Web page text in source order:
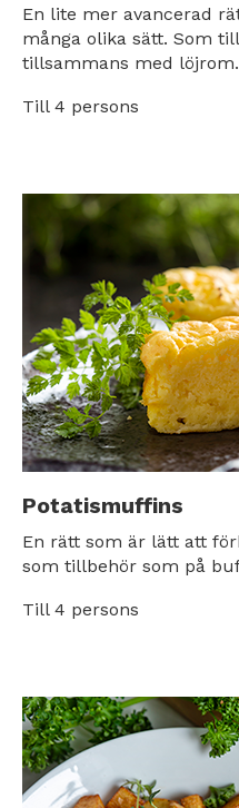
En lite mer avancerad
många olika sätt. Som
tillsammans med löjrom.
Till 4 persons
Potatismuffins
En rätt som är lätt att
som tillbehör som på
Till 4 persons